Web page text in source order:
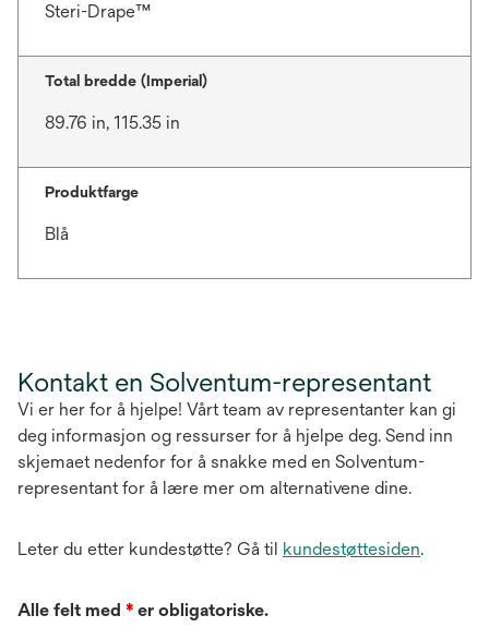
Steri-Drape™
Total bredde (Imperial)
89.76 in, 115.35 in
Produktfarge
Blå
Kontakt en Solventum-representant
Vi er her for å hjelpe! Vårt team av representanter kan gi
deg informasjon og ressurser for å hjelpe deg. Send inn
skjemaet nedenfor for å snakke med en Solventum-
representant for å lære mer om alternativene dine.
Leter du etter kundestøtte? Gå til kundestøttesiden.
Alle felt med * er obligatoriske.